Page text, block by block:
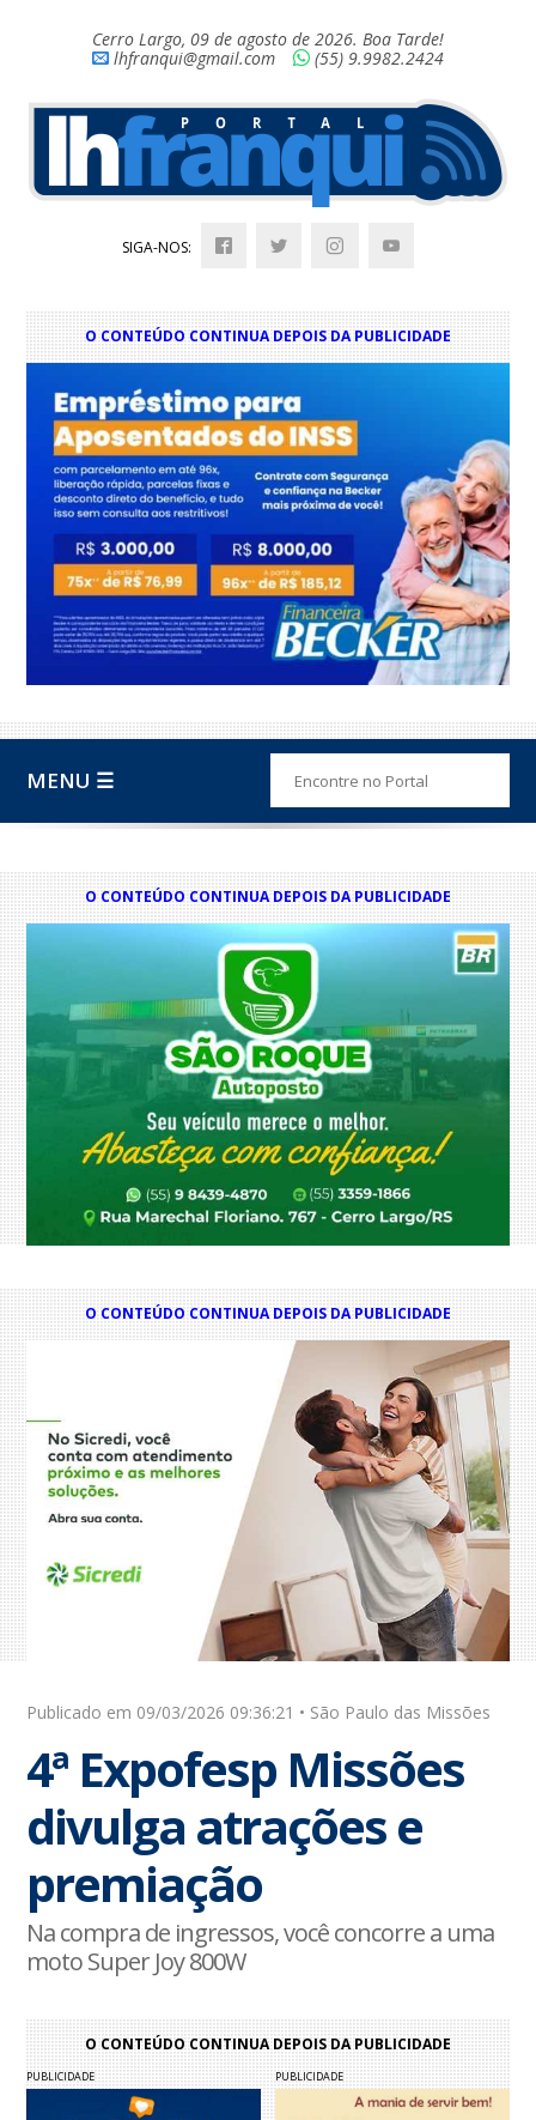
Cerro Largo, 09 de agosto de 2026. Boa Tarde!
lhfranqui@gmail.com
(55) 9.9982.2424
SIGA-NOS:
O CONTEÚDO CONTINUA DEPOIS DA PUBLICIDADE
MENU ☰
O CONTEÚDO CONTINUA DEPOIS DA PUBLICIDADE
O CONTEÚDO CONTINUA DEPOIS DA PUBLICIDADE
Publicado em 09/03/2026 09:36:21 • São Paulo das Missões
4ª Expofesp Missões
divulga atrações e
premiação
Na compra de ingressos, você concorre a uma
moto Super Joy 800W
O CONTEÚDO CONTINUA DEPOIS DA PUBLICIDADE
PUBLICIDADE PUBLICIDADE